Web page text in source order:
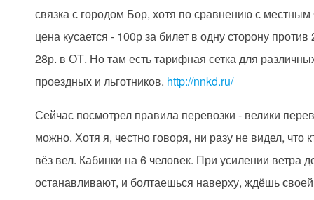
связка с городом Бор, хотя по сравнению с
цена кусается - 100р за билет в одну сторону против
28р. в ОТ. Но там есть тарифная сетка для
проездных и льготников. http://nnkd.ru/
Сейчас посмотрел правила перевозки - велики
можно. Хотя я, честно говоря, ни разу не видел, что
вёз вел. Кабинки на 6 человек. При усилении ветра
останавливают, и болтаешься наверху, ждёшь своей